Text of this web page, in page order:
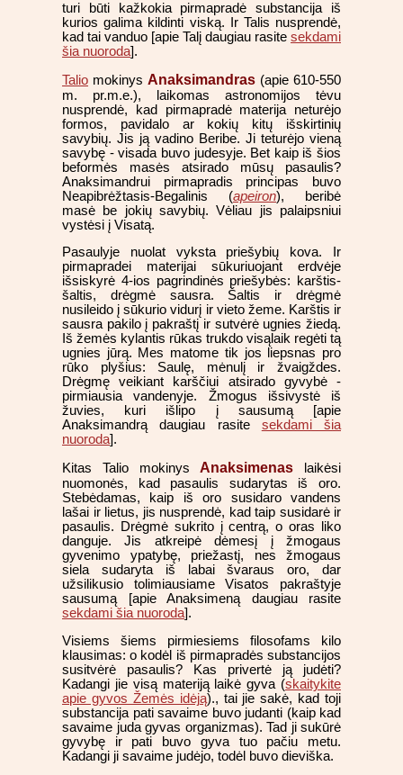
turi būti kažkokia pirmapradė substancija iš
kurios galima kildinti viską. Ir Talis nusprendė,
kad tai vanduo [apie Talį daugiau rasite sekdami
šia nuoroda].
Talio mokinys Anaksimandras (apie 610-550
m. pr.m.e.), laikomas astronomijos tėvu
nusprendė, kad pirmapradė materija neturėjo
formos, pavidalo ar kokių kitų išskirtinių
savybių. Jis ją vadino Beribe. Ji teturėjo vieną
savybę - visada buvo judesyje. Bet kaip iš šios
beformės masės atsirado mūsų pasaulis?
Anaksimandrui pirmapradis principas buvo
Neapibrėžtasis-Begalinis (apeiron), beribė
masė be jokių savybių. Vėliau jis palaipsniui
vystėsi į Visatą.
Pasaulyje nuolat vyksta priešybių kova. Ir
pirmapradei materijai sūkuriuojant erdvėje
išsiskyrė 4-ios pagrindinės priešybės: karštis-
šaltis, drėgmė sausra. Šaltis ir drėgmė
nusileido į sūkurio vidurį ir vieto žeme. Karštis ir
sausra pakilo į pakraštį ir sutvėrė ugnies žiedą.
Iš žemės kylantis rūkas trukdo visąlaik regėti tą
ugnies jūrą. Mes matome tik jos liepsnas pro
rūko plyšius: Saulę, mėnulį ir žvaigždes.
Drėgmę veikiant karščiui atsirado gyvybė -
pirmiausia vandenyje. Žmogus išsivystė iš
žuvies, kuri išlipo į sausumą [apie
Anaksimandrą daugiau rasite sekdami šia
nuoroda].
Kitas Talio mokinysAnaksimenas laikėsi
nuomonės, kad pasaulis sudarytas iš oro.
Stebėdamas, kaip iš oro susidaro vandens
lašai ir lietus, jis nusprendė, kad taip susidarė ir
pasaulis. Drėgmė sukrito į centrą, o oras liko
danguje. Jis atkreipė dėmesį į žmogaus
gyvenimo ypatybę, priežastį, nes žmogaus
siela sudaryta iš labai švaraus oro, dar
užsilikusio tolimiausiame Visatos pakraštyje
sausumą [apie Anaksimeną daugiau rasite
sekdami šia nuoroda].
Visiems šiems pirmiesiems filosofams kilo
klausimas: o kodėl iš pirmapradės substancijos
susitvėrė pasaulis? Kas privertė ją judėti?
Kadangi jie visą materiją laikė gyva (skaitykite
apie gyvos Žemės idėją)., tai jie sakė, kad toji
substancija pati savaime buvo judanti (kaip kad
savaime juda gyvas organizmas). Tad ji sukūrė
gyvybę ir pati buvo gyva tuo pačiu metu.
Kadangi ji savaime judėjo, todėl buvo dieviška.